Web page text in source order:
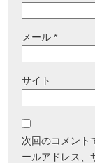
メール*
サイト
次回のコメント
ールアドレス、